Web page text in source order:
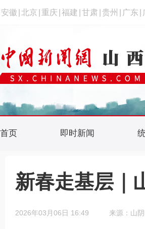
安徽 北京 重庆 福建 甘肃 贵州 广东
首页 即时新闻
新春走基层｜
2026年03月06日 16:49 来源：山